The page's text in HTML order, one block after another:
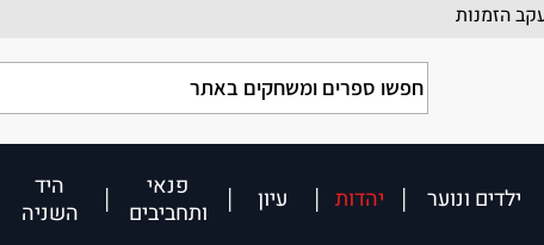
הזמנות
ילדים ונוער יהדות עיון
פנאי
ותחביבים
היד
השניה